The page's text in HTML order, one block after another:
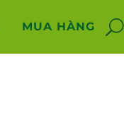
MUA HÀNG